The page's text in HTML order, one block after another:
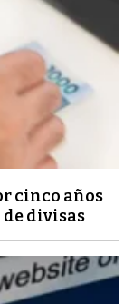
cinco años
divisas